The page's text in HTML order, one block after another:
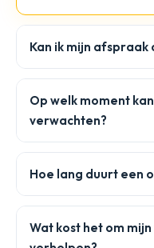
Kan ik mijn afspraak
Op welk moment
verwachten?
Hoe lang duurt een
Wat kost het om